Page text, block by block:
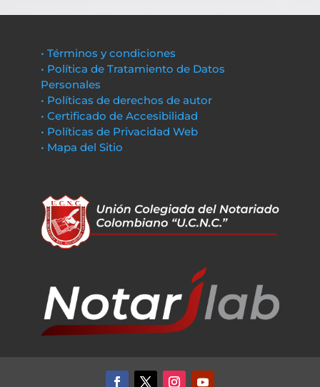
• Términos y condiciones
• Política de Tratamiento de Datos
Personales
• Políticas de derechos de autor
• Certificado de Accesibilidad
• Políticas de Privacidad Web
• Mapa del Sitio